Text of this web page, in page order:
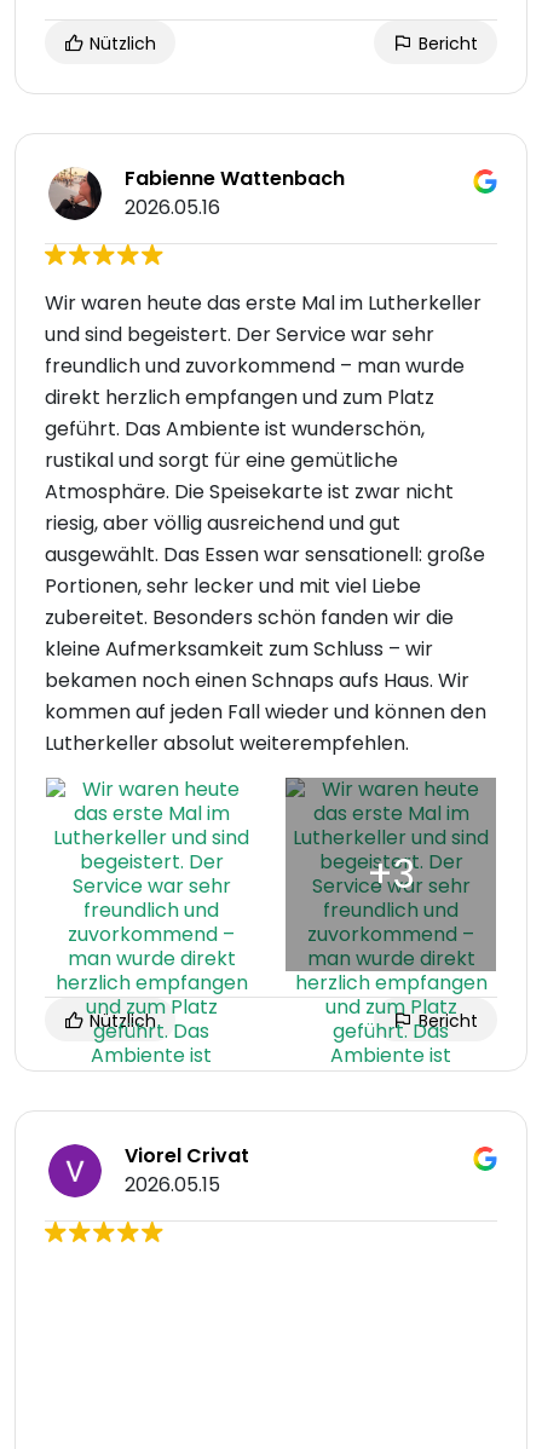
Nützlich Bericht
Fabienne Wattenbach
2026.05.16
Wir waren heute das erste Mal im Lutherkeller
und sind begeistert. Der Service war sehr
freundlich und zuvorkommend – man wurde
direkt herzlich empfangen und zum Platz
geführt. Das Ambiente ist wunderschön,
rustikal und sorgt für eine gemütliche
Atmosphäre. Die Speisekarte ist zwar nicht
riesig, aber völlig ausreichend und gut
ausgewählt. Das Essen war sensationell: große
Portionen, sehr lecker und mit viel Liebe
zubereitet. Besonders schön fanden wir die
kleine Aufmerksamkeit zum Schluss – wir
bekamen noch einen Schnaps aufs Haus. Wir
kommen auf jeden Fall wieder und können den
Lutherkeller absolut weiterempfehlen.
Nützlich Bericht
Viorel Crivat
2026.05.15